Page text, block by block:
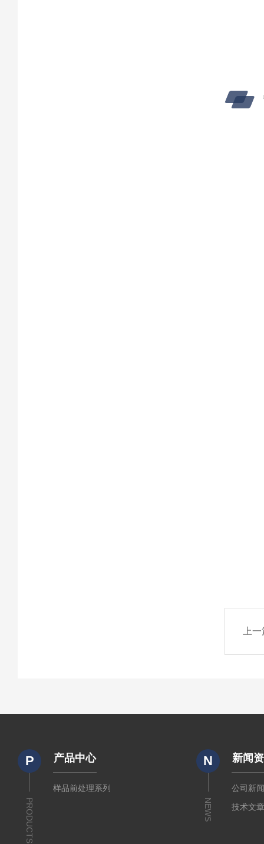
上
P
PRODUCTS
产品中心
样品前处理系列
N
NEWS
新闻
公司新
技术文